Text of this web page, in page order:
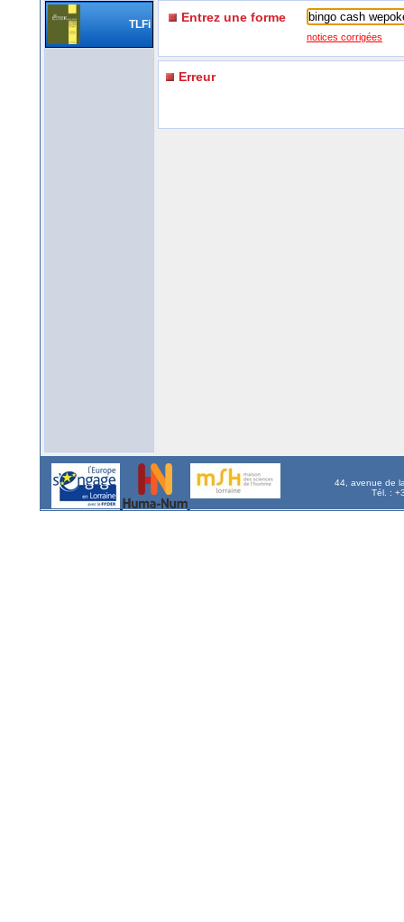
TLFi Entrez une forme
notices corrigées
Erreur
44, avenue de
Tél. :